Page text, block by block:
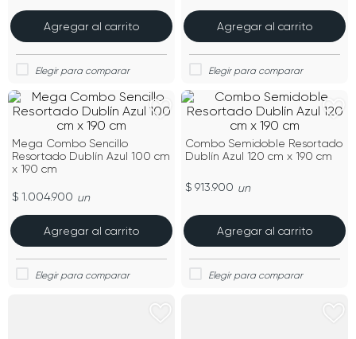
Agregar al carrito Agregar al carrito
Mega Combo Sencillo
Resortado Dublín Azul 100 cm
x 190 cm
$ 1.004.900 un
Agregar al carrito
Combo Semidoble Resortado
Dublín Azul 120 cm x 190 cm
$ 913.900 un
Agregar al carrito